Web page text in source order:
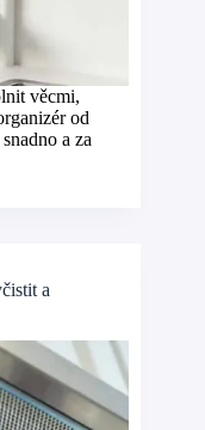
věcmi,
od
a za
a